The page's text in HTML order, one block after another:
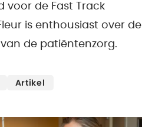
voor de Fast Track
is enthousiast over de
de patiëntenzorg.
Artikel